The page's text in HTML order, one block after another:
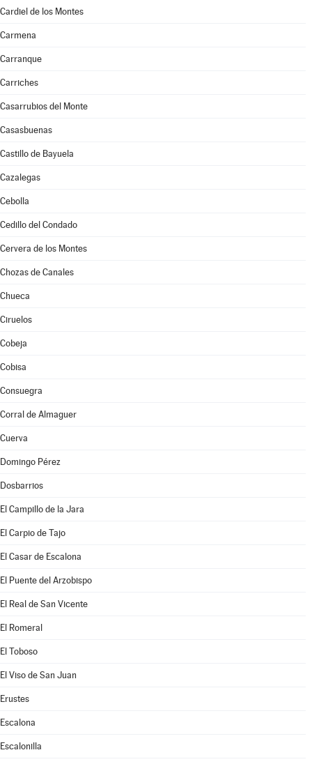
Cardiel de los Montes
Carmena
Carranque
Carriches
Casarrubios del Monte
Casasbuenas
Castillo de Bayuela
Cazalegas
Cebolla
Cedillo del Condado
Cervera de los Montes
Chozas de Canales
Chueca
Ciruelos
Cobeja
Cobisa
Consuegra
Corral de Almaguer
Cuerva
Domingo Pérez
Dosbarrios
El Campillo de la Jara
El Carpio de Tajo
El Casar de Escalona
El Puente del Arzobispo
El Real de San Vicente
El Romeral
El Toboso
El Viso de San Juan
Erustes
Escalona
Escalonilla